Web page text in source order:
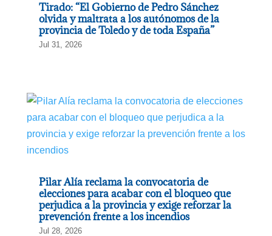
Tirado: “El Gobierno de Pedro Sánchez
olvida y maltrata a los autónomos de la
provincia de Toledo y de toda España”
Jul 31, 2026
Pilar Alía reclama la convocatoria de
elecciones para acabar con el bloqueo que
perjudica a la provincia y exige reforzar la
prevención frente a los incendios
Jul 28, 2026